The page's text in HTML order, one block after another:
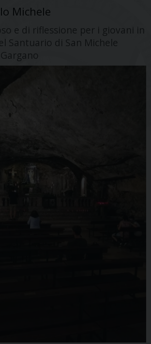
Michele
e di riflessione per i giovani in
Santuario di San Michele